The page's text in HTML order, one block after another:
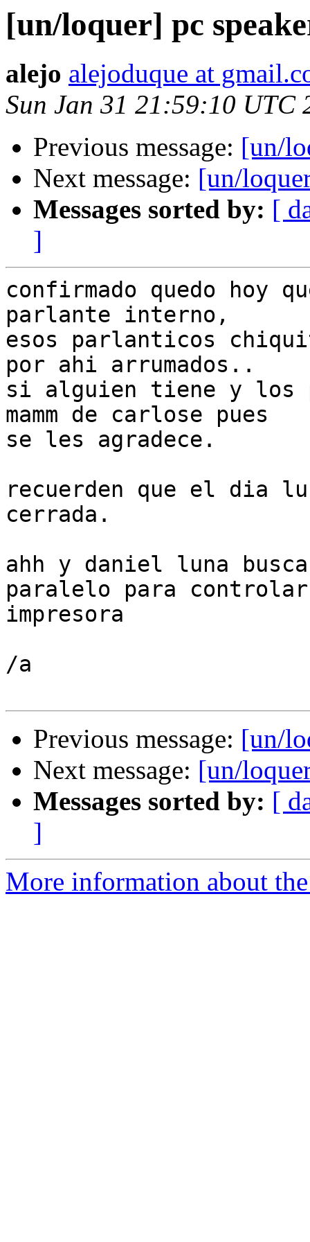
[un/loquer] pc
alejo alejoduque at
Sun Jan 31 21:59:10 UTC
Previous message: [un/
Next message: [un/
Messages sorted by: [
]
confirmado quedo hoy
parlante interno,
esos parlanticos
por ahi arrumados..
si alguien tiene y los
mamm de carlose pues
se les agradece.
recuerden que el dia
cerrada.
ahh y daniel luna
paralelo para
impresora
/a
Previous message: [un/
Next message: [un/
Messages sorted by: [
]
More information about